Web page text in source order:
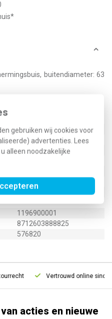
gebruiken wij cookies voor
advertenties. Lees
u alleen noodzakelijke
buitendiameter: 63
63 Millimeter (mm)
Nee
Onbehandeld
Nee
1196900001
8712603888825
576820
Vertrouwd online sinds
acties en nieuwe